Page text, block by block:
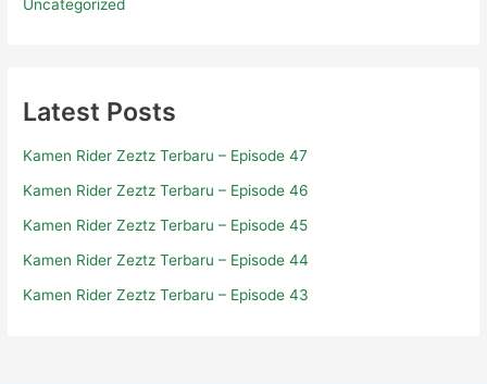
Uncategorized
Latest Posts
Kamen Rider Zeztz Terbaru – Episode 47
Kamen Rider Zeztz Terbaru – Episode 46
Kamen Rider Zeztz Terbaru – Episode 45
Kamen Rider Zeztz Terbaru – Episode 44
Kamen Rider Zeztz Terbaru – Episode 43